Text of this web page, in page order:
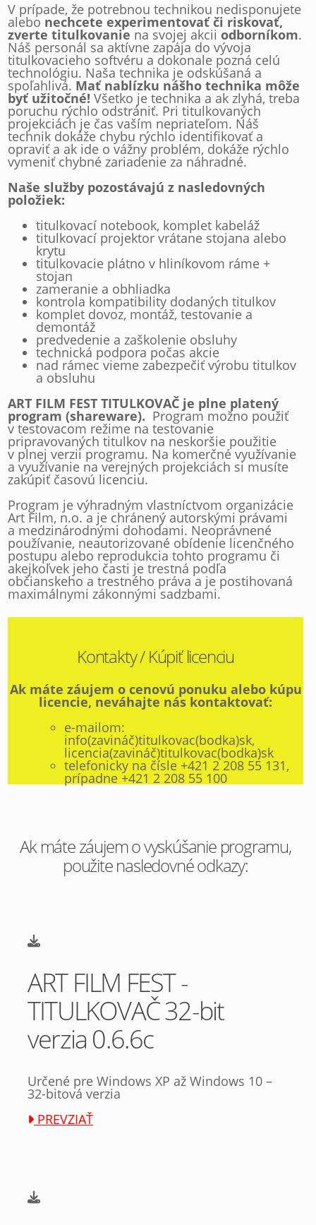
V prípade, že potrebnou technikou nedisponujete
alebo nechcete experimentovať či riskovať,
zverte titulkovanie na svojej akcii odborníkom.
Náš personál sa aktívne zapája do vývoja
titulkovacieho softvéru a dokonale pozná celú
technológiu. Naša technika je odskúšaná a
spoľahlivá. Mať nablízku nášho technika môže
byť užitočné! Všetko je technika a ak zlyhá, treba
poruchu rýchlo odstrániť. Pri titulkovaných
projekciách je čas vaším nepriateľom. Náš
technik dokáže chybu rýchlo identifikovať a
opraviť a ak ide o vážny problém, dokáže rýchlo
vymeniť chybné zariadenie za náhradné.
Naše služby pozostávajú z nasledovných
položiek:
titulkovací notebook, komplet kabeláž
titulkovací projektor vrátane stojana alebo
krytu
titulkovacie plátno v hliníkovom ráme +
stojan
zameranie a obhliadka
kontrola kompatibility dodaných titulkov
komplet dovoz, montáž, testovanie a
demontáž
predvedenie a zaškolenie obsluhy
technická podpora počas akcie
nad rámec vieme zabezpečiť výrobu titulkov
a obsluhu
ART FILM FEST TITULKOVAČ je plne platený
program (shareware). Program možno použiť
v testovacom režime na testovanie
pripravovaných titulkov na neskoršie použitie
v plnej verzii programu. Na komerčné využívanie
a využívanie na verejných projekciách si musíte
zakúpiť časovú licenciu.
Program je výhradným vlastníctvom organizácie
Art Film, n.o. a je chránený autorskými právami
a medzinárodnými dohodami. Neoprávnené
používanie, neautorizované obídenie licenčného
postupu alebo reprodukcia tohto programu či
akejkoľvek jeho časti je trestná podľa
občianskeho a trestného práva a je postihovaná
maximálnymi zákonnými sadzbami.
Kontakty / Kúpiť licenciu
Ak máte záujem o cenovú ponuku alebo kúpu
licencie, neváhajte nás kontaktovať:
e-mailom:
info(zavináč)titulkovac(bodka)sk,
licencia(zavináč)titulkovac(bodka)sk
telefonicky na čísle +421 2 208 55 131,
prípadne +421 2 208 55 100
Ak máte záujem o vyskúšanie programu,
použite nasledovné odkazy:
ART FILM FEST -
TITULKOVAČ 32-bit
verzia 0.6.6c
Určené pre Windows XP až Windows 10 –
32-bitová verzia
PREVZIAŤ